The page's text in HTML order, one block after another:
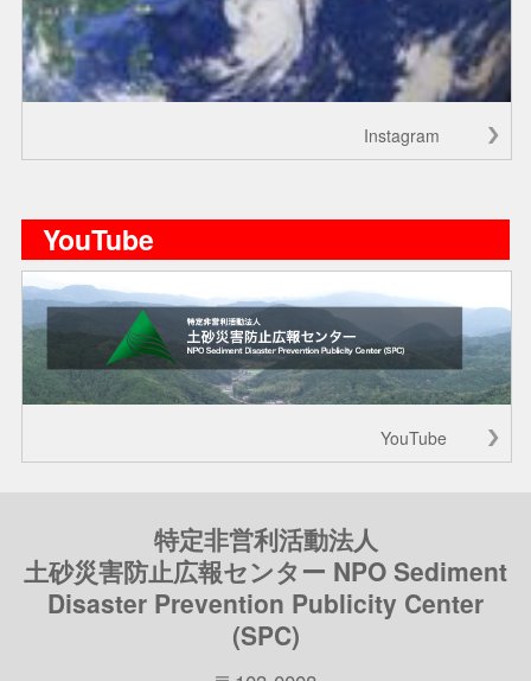
Instagram
YouTube
YouTube
特定非営利活動法人
土砂災害防止広報センター NPO Sediment
Disaster Prevention Publicity Center
(SPC)